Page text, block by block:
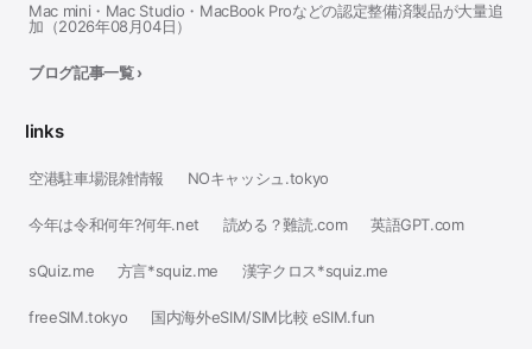
Mac mini・Mac Studio・MacBook Proなどの認定整備済製品が大量追
加（2026年08月04日）
ブログ記事一覧 ›
links
空港駐車場混雑情報 NOキャッシュ.tokyo
今年は令和何年?何年.net 読める？難読.com 英語GPT.com
sQuiz.me 方言*squiz.me 漢字クロス*squiz.me
freeSIM.tokyo 国内海外eSIM/SIM比較 eSIM.fun